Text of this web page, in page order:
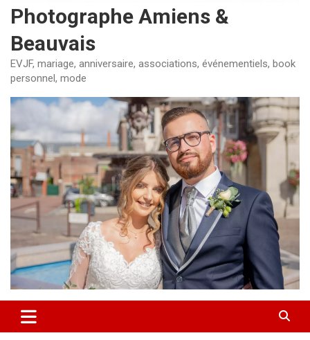
Photographe Amiens &
Beauvais
EVJF, mariage, anniversaire, associations, événementiels, book
personnel, mode